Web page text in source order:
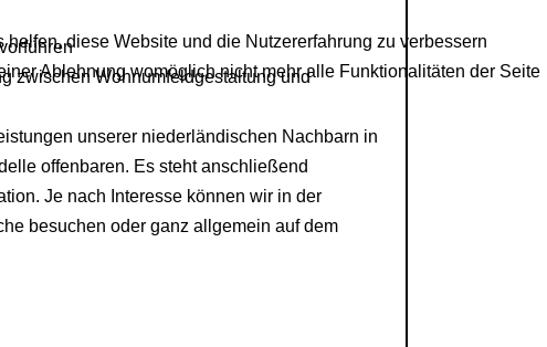
zwischen Wohnumfeldgestaltung und
unserer niederländischen Nachbarn in
offenbaren. Es steht anschließend
Je nach Interesse können wir in der
besuchen oder ganz allgemein auf dem
diese Website und die Nutzererfahrung zu verbessern
Ablehnung womöglich nicht mehr alle Funktionalitäten der Seite